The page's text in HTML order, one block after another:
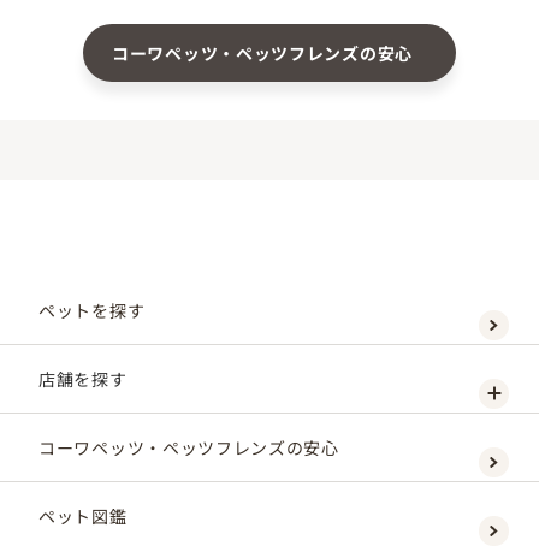
コーワペッツ・ペッツフレンズの安心
ペットを探す
店舗を探す
コーワペッツ・ペッツフレンズの安心
ペット図鑑